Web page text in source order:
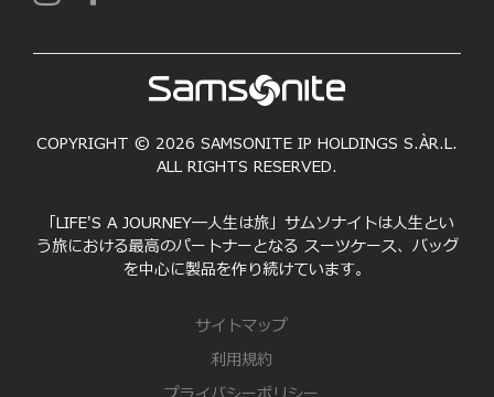
COPYRIGHT © 2026 SAMSONITE IP HOLDINGS S.ÀR.L.
ALL RIGHTS RESERVED.
「LIFE'S A JOURNEY―人生は旅」サムソナイトは人生とい
う旅における最高のパートナーとなる スーツケース、バッグ
を中心に製品を作り続けています。
サイトマップ
利用規約